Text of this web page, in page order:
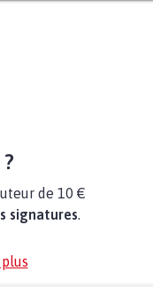
de 10 €
signatures.